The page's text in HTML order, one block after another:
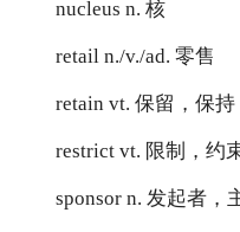
nucleus n. 核
retail n./v./ad. 零售
retain vt. 保留，保持
restrict vt. 限制，约
sponsor n. 发起者，